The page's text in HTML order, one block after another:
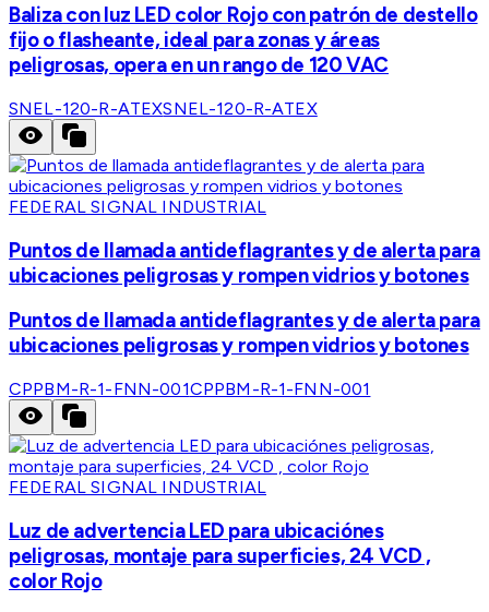
Baliza con luz LED color Rojo con patrón de destello
fijo o flasheante, ideal para zonas y áreas
peligrosas, opera en un rango de 120 VAC
SNEL-120-R-ATEXSNEL-120-R-ATEX
FEDERAL SIGNAL INDUSTRIAL
Puntos de llamada antideflagrantes y de alerta para
ubicaciones peligrosas y rompen vidrios y botones
Puntos de llamada antideflagrantes y de alerta para
ubicaciones peligrosas y rompen vidrios y botones
CPPBM-R-1-FNN-001CPPBM-R-1-FNN-001
FEDERAL SIGNAL INDUSTRIAL
Luz de advertencia LED para ubicaciónes
peligrosas, montaje para superficies, 24 VCD ,
color Rojo